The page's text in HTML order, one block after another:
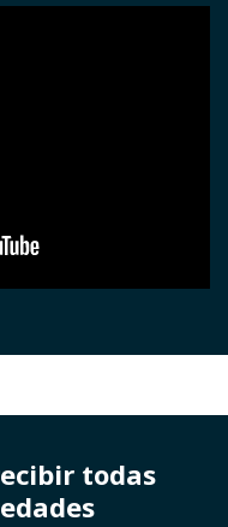
todas